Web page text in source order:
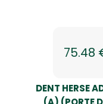
75.48
DENT HERSE